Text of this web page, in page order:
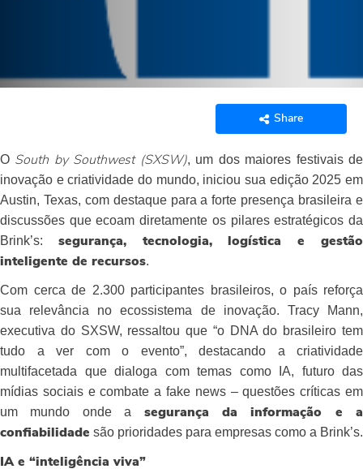
Share
O South by Southwest (SXSW), um dos maiores festivais de
inovação e criatividade do mundo, iniciou sua edição 2025 em
Austin, Texas, com destaque para a forte presença brasileira e
discussões que ecoam diretamente os pilares estratégicos da
Brink’s: segurança, tecnologia, logística e gestão
inteligente de recursos.
Com cerca de 2.300 participantes brasileiros, o país reforça
sua relevância no ecossistema de inovação. Tracy Mann,
executiva do SXSW, ressaltou que “o DNA do brasileiro tem
tudo a ver com o evento”, destacando a criatividade
multifacetada que dialoga com temas como IA, futuro das
mídias sociais e combate a fake news – questões críticas em
um mundo onde a segurança da informação e a
confiabilidade são prioridades para empresas como a Brink’s.
IA e “inteligência viva”